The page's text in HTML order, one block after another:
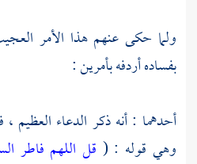
ولما حكى عنهم هذا الأمر
بفساده أردفه بأمرين :
أحدهما : أنه ذكر الدعاء العظيم ،
وهي قوله : ( قل اللهم فاطر